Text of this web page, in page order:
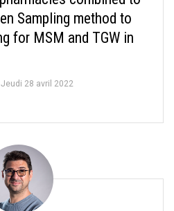
Sampling method to
for MSM and TGW in
Jeudi 28 avril 2022